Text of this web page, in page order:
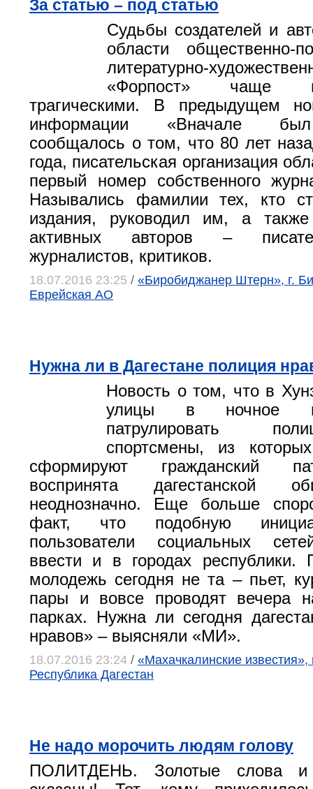
За статью – под статью
Судьбы создателей и
области общественно-
литературно-
«Форпост» чаще
трагическими. В предыдущем
информации «Вначале
сообщалось о том, что 80 лет
года, писательская организация
первый номер собственного
Назывались фамилии тех, кто
издания, руководил им, а
активных авторов –
журналистов, критиков.
18.07.2016 23:25 / «Биробиджанер Штерн», г.
Еврейская АО
Нужна ли в Дагестане полиция
Новость о том, что в
улицы в ночное
патрулировать
спортсмены, из
сформируют гражданский
воспринята дагестанской
неоднозначно. Еще больше
факт, что подобную
пользователи социальных
ввести и в городах
молодежь сегодня не та – пьет,
пары и вовсе проводят вечера
парках. Нужна ли сегодня
нравов» – выясняли «МИ».
18.07.2016 23:24 / «Махачкалинские известия»,
Республика Дагестан
Не надо морочить людям голову
ПОЛИТДЕНЬ. Золотые слова и